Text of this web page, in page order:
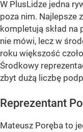
W PlusLidze jedna
poza nim. Najlepsze
kompletują skład na
nie mówi, lecz w
roku większość
Środkowy
zbyt dużą liczbę
Reprezentant
Mateusz Poręba to